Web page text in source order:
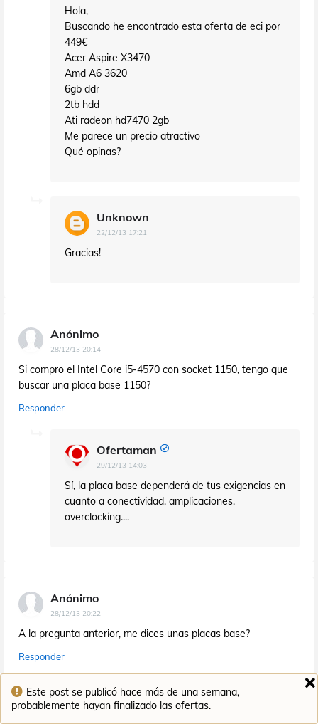
Este post se publicó hace más de una semana,
probablemente hayan finalizado las ofertas.
Hola,
Buscando he encontrado esta oferta de eci por
449€
Acer Aspire X3470
Amd A6 3620
6gb ddr
2tb hdd
Ati radeon hd7470 2gb
Me parece un precio atractivo
Qué opinas?
Unknown
22/12/13 17:21
Gracias!
Anónimo
28/12/13 20:14
Si compro el Intel Core i5-4570 con socket 1150, tengo que
buscar una placa base 1150?
Responder
Ofertaman
29/12/13 14:03
Sí, la placa base dependerá de tus exigencias en
cuanto a conectividad, amplicaciones,
overclocking....
Anónimo
28/12/13 20:22
A la pregunta anterior, me dices unas placas base?
Responder
Anónimo